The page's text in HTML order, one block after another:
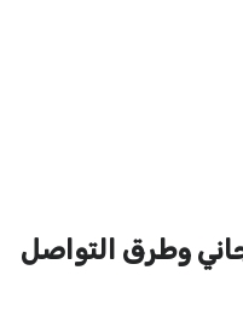
وطرق التواصل